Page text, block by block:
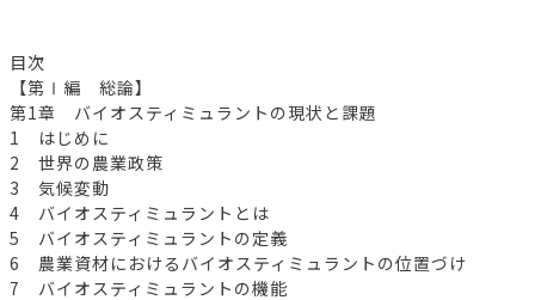
目次
【第Ⅰ編 総論】
第1章 バイオスティミュラントの現状と課題
1 はじめに
2 世界の農業政策
3 気候変動
4 バイオスティミュラントとは
5 バイオスティミュラントの定義
6 農業資材におけるバイオスティミュラントの位置づけ
7 バイオスティミュラントの機能